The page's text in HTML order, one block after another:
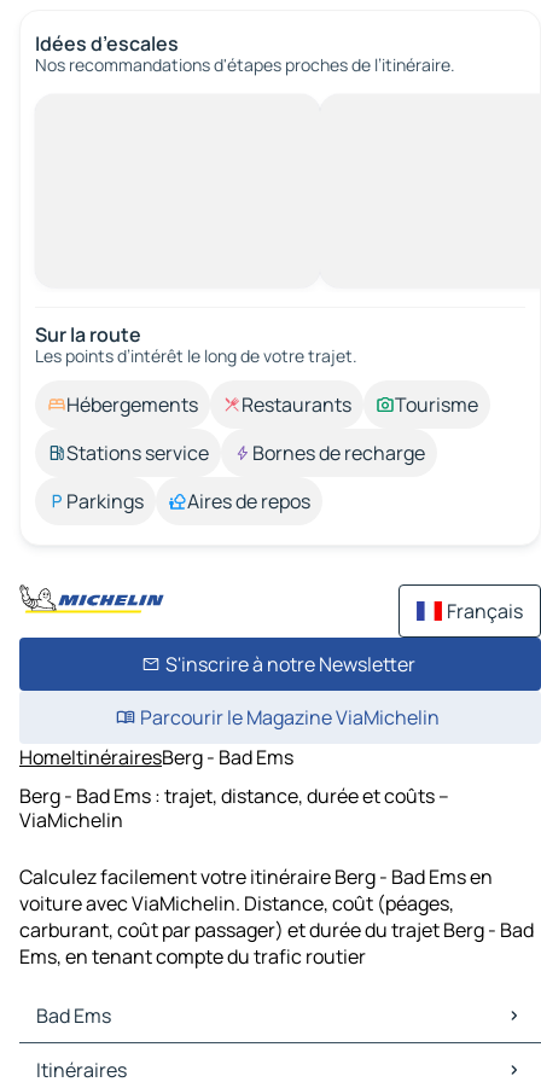
Idées d’escales
Nos recommandations d'étapes proches de l’itinéraire.
Sur la route
Les points d’intérêt le long de votre trajet.
Hébergements Restaurants
Tourisme
Stations service
Bornes de recharge
Parkings
Aires de repos
Français
S'inscrire à notre Newsletter
Parcourir le Magazine ViaMichelin
HomeItinérairesBerg - Bad Ems
Berg - Bad Ems : trajet, distance, durée et coûts –
ViaMichelin
Calculez facilement votre itinéraire Berg - Bad Ems en
voiture avec ViaMichelin. Distance, coût (péages,
carburant, coût par passager) et durée du trajet Berg - Bad
Ems, en tenant compte du trafic routier
Bad Ems
Bad Ems Cartes et plans
Itinéraires